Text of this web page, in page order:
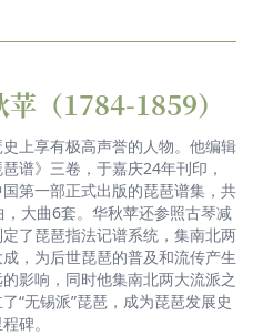
月》
院，《飞天》全球首演致
响乐团
#无锡交响乐团🎻🎺🥁 𝒈𝒐
中拥抱生命的质地
苹（1784-1859）
上享有极高声誉的人物。他编辑
谱》三卷，于嘉庆24年刊印，
第一部正式出版的琵琶谱集，共
，大曲6套。华秋苹还参照古琴减
了琵琶指法记谱系统，集南北两
，为后世琵琶的普及和流传产生
影响，同时他集南北两大流派之
“无锡派”琵琶，成为琵琶发展史
碑。